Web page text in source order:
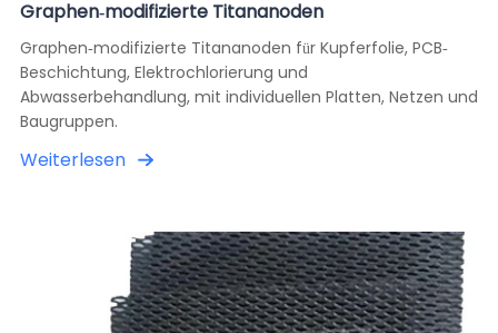
Graphen-modifizierte Titananoden
Graphen-modifizierte Titananoden für Kupferfolie, PCB-
Beschichtung, Elektrochlorierung und
Abwasserbehandlung, mit individuellen Platten, Netzen und
Baugruppen.
Weiterlesen